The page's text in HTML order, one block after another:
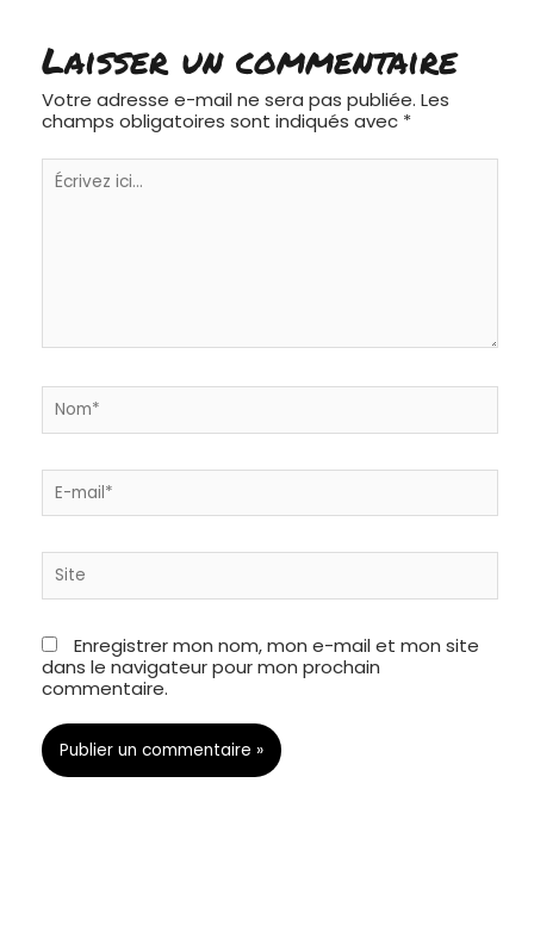
Laisser un commentaire
Votre adresse e-mail ne sera pas publiée. Les
champs obligatoires sont indiqués avec *
Écrivez
ici…
Nom*
E-
mail*
Site
Enregistrer mon nom, mon e-mail et mon site
dans le navigateur pour mon prochain
commentaire.